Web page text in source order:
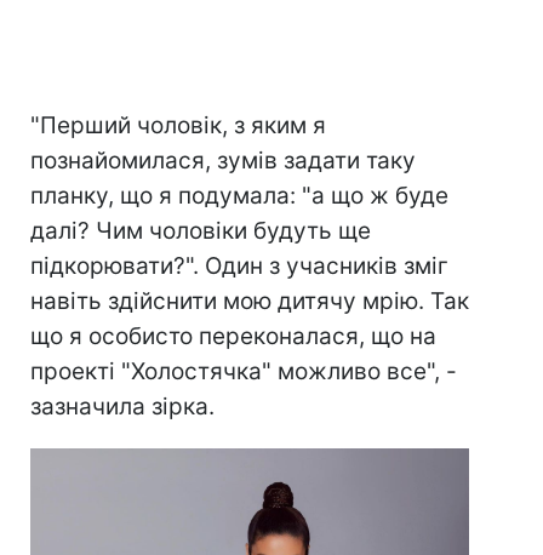
"Перший чоловік, з яким я
познайомилася, зумів задати таку
планку, що я подумала: "а що ж буде
далі? Чим чоловіки будуть ще
підкорювати?". Один з учасників зміг
навіть здійснити мою дитячу мрію. Так
що я особисто переконалася, що на
проекті "Холостячка" можливо все", -
зазначила зірка.